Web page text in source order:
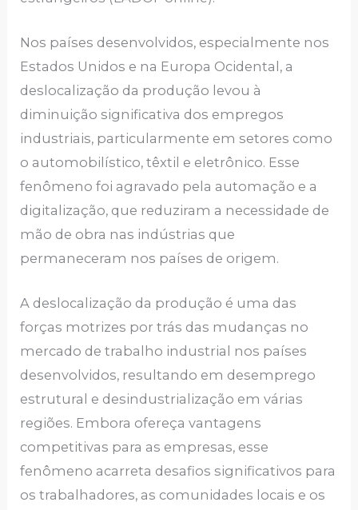
Nos países desenvolvidos, especialmente nos
Estados Unidos e na Europa Ocidental, a
deslocalização da produção levou à
diminuição significativa dos empregos
industriais, particularmente em setores como
o automobilístico, têxtil e eletrônico. Esse
fenômeno foi agravado pela automação e a
digitalização, que reduziram a necessidade de
mão de obra nas indústrias que
permaneceram nos países de origem.
A deslocalização da produção é uma das
forças motrizes por trás das mudanças no
mercado de trabalho industrial nos países
desenvolvidos, resultando em desemprego
estrutural e desindustrialização em várias
regiões. Embora ofereça vantagens
competitivas para as empresas, esse
fenômeno acarreta desafios significativos para
os trabalhadores, as comunidades locais e os